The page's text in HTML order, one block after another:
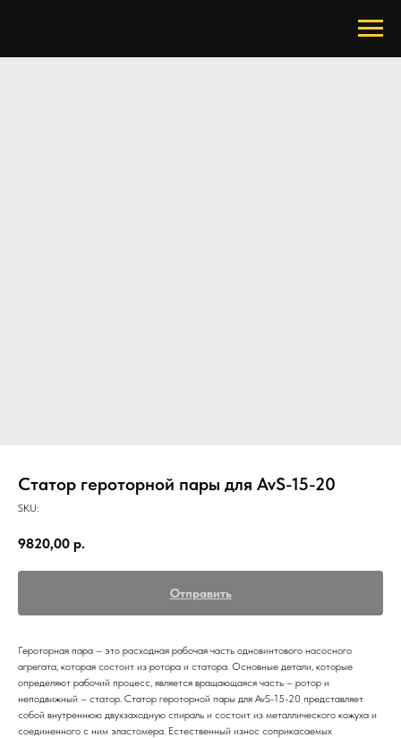
Статор героторной пары для AvS-15-20
SKU:
9820,00 р.
Отправить
Героторная пара – это расходная рабочая часть одновинтового насосного
агрегата, которая состоит из ротора и статора. Основные детали, которые
определяют рабочий процесс, является вращающаяся часть – ротор и
неподвижный – статор. Статор героторной пары для AvS-15-20 представляет
собой внутреннюю двухзаходную спираль и состоит из металлического кожуха и
соединенного с ним эластомера. Естественный износ соприкасаемых